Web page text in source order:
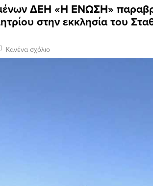
ΔΕΗ «Η ΕΝΩΣΗ»
στην εκκλησία του
Κανένα σχόλιο